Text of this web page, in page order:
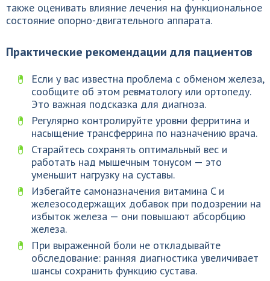
также оценивать влияние лечения на функциональное
состояние опорно-двигательного аппарата.
Практические рекомендации для пациентов
Если у вас известна проблема с обменом железа,
сообщите об этом ревматологу или ортопеду.
Это важная подсказка для диагноза.
Регулярно контролируйте уровни ферритина и
насыщение трансферрина по назначению врача.
Старайтесь сохранять оптимальный вес и
работать над мышечным тонусом — это
уменьшит нагрузку на суставы.
Избегайте самоназначения витамина C и
железосодержащих добавок при подозрении на
избыток железа — они повышают абсорбцию
железа.
При выраженной боли не откладывайте
обследование: ранняя диагностика увеличивает
шансы сохранить функцию сустава.